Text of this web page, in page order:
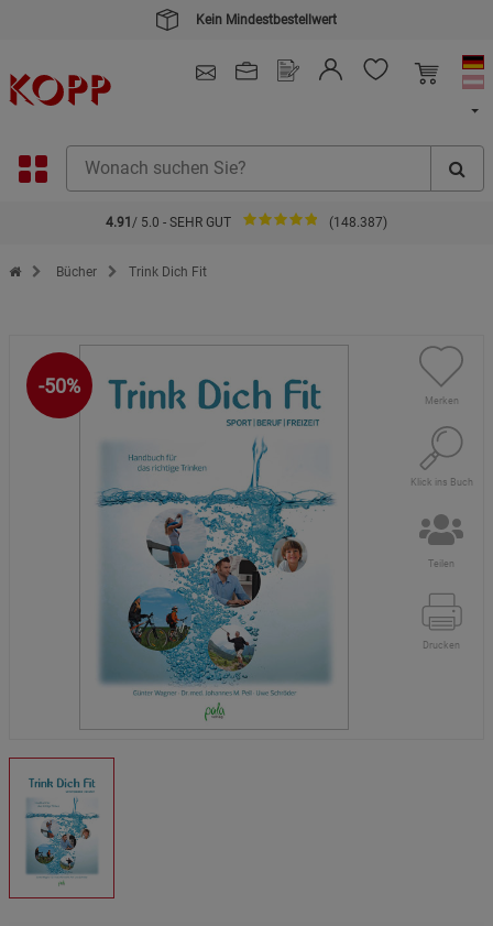
Kein Mindestbestellwert
4.91 / 5.0 - SEHR GUT (148.387)
Zur Startseite des Kopp Verlag Online-Shop
Bücher Trink Dich Fit
-50%
Merken
Klick ins Buch
Teilen
Drucken